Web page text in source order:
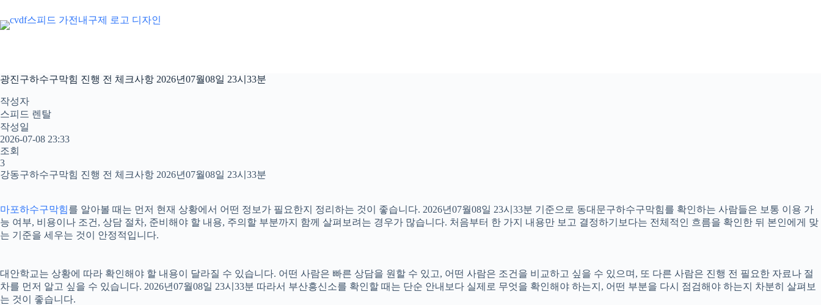
문
으
뛰
기
광진구하수구막힘 진행 전 체크사항 2026년07월08일 23시33분
작성자
스피드 렌탈
작성일
2026-07-08 23:33
조회
3
강동구하수구막힘 진행 전 체크사항 2026년07월08일 23시33분
마포하수구막힘를 알아볼 때는 먼저 현재 상황에서 어떤 정보가 필요한지 정리하는 것이 좋습니다. 2026년07월08일 23시33분 기준으로 동대문구하수구막힘를 확인하는 사람들은 보통 이용 가
능 여부, 비용이나 조건, 상담 절차, 준비해야 할 내용, 주의할 부분까지 함께 살펴보려는 경우가 많습니다. 처음부터 한 가지 내용만 보고 결정하기보다는 전체적인 흐름을 확인한 뒤 본인에게 맞
는 기준을 세우는 것이 안정적입니다.
대안학교는 상황에 따라 확인해야 할 내용이 달라질 수 있습니다. 어떤 사람은 빠른 상담을 원할 수 있고, 어떤 사람은 조건을 비교하고 싶을 수 있으며, 또 다른 사람은 진행 전 필요한 자료나 절
차를 먼저 알고 싶을 수 있습니다. 2026년07월08일 23시33분 따라서 부산흥신소를 확인할 때는 단순 안내보다 실제로 무엇을 확인해야 하는지, 어떤 부분을 다시 점검해야 하는지 차분히 살펴보
는 것이 좋습니다.